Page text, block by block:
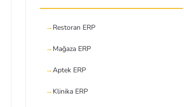
Restoran ERP
Mağaza ERP
Aptek ERP
Klinika ERP